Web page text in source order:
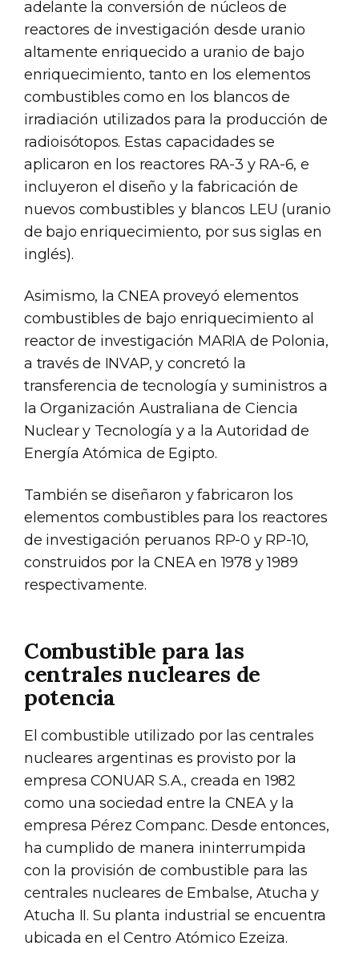
adelante la conversión de núcleos de
reactores de investigación desde uranio
altamente enriquecido a uranio de bajo
enriquecimiento, tanto en los elementos
combustibles como en los blancos de
irradiación utilizados para la producción de
radioisótopos. Estas capacidades se
aplicaron en los reactores RA-3 y RA-6, e
incluyeron el diseño y la fabricación de
nuevos combustibles y blancos LEU (uranio
de bajo enriquecimiento, por sus siglas en
inglés).
Asimismo, la CNEA proveyó elementos
combustibles de bajo enriquecimiento al
reactor de investigación MARIA de Polonia,
a través de INVAP, y concretó la
transferencia de tecnología y suministros a
la Organización Australiana de Ciencia
Nuclear y Tecnología y a la Autoridad de
Energía Atómica de Egipto.
También se diseñaron y fabricaron los
elementos combustibles para los reactores
de investigación peruanos RP-0 y RP-10,
construidos por la CNEA en 1978 y 1989
respectivamente.
Combustible para las
centrales nucleares de
potencia
El combustible utilizado por las centrales
nucleares argentinas es provisto por la
empresa CONUAR S.A., creada en 1982
como una sociedad entre la CNEA y la
empresa Pérez Companc. Desde entonces,
ha cumplido de manera ininterrumpida
con la provisión de combustible para las
centrales nucleares de Embalse, Atucha y
Atucha II. Su planta industrial se encuentra
ubicada en el Centro Atómico Ezeiza.